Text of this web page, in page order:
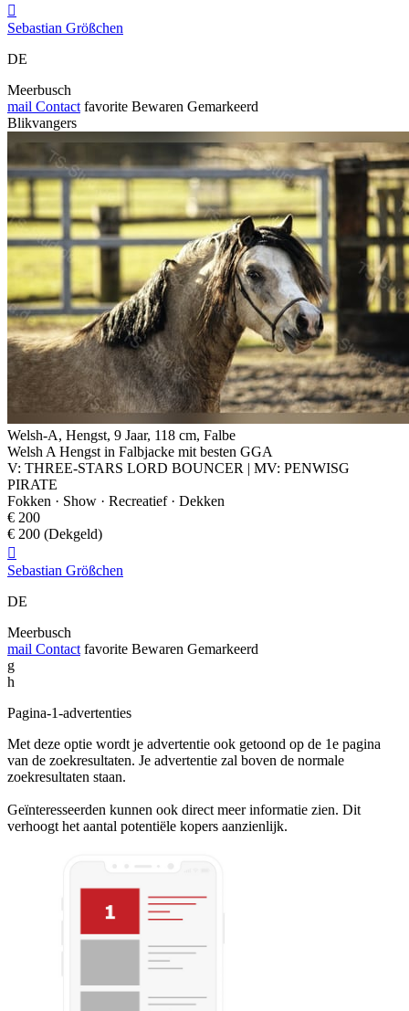

Sebastian Größchen
DE
Meerbusch
mail Contact favorite Bewaren Gemarkeerd
Blikvangers
Welsh-A, Hengst, 9 Jaar, 118 cm, Falbe
Welsh A Hengst in Falbjacke mit besten GGA
V: THREE-STARS LORD BOUNCER | MV: PENWISG
PIRATE
Fokken · Show · Recreatief · Dekken
€ 200
€ 200 (Dekgeld)

Sebastian Größchen
DE
Meerbusch
mail Contact favorite Bewaren Gemarkeerd
g
h
Pagina-1-advertenties
Met deze optie wordt je advertentie ook getoond op de 1e pagina
van de zoekresultaten. Je advertentie zal boven de normale
zoekresultaten staan.
Geïnteresseerden kunnen ook direct meer informatie zien. Dit
verhoogt het aantal potentiële kopers aanzienlijk.